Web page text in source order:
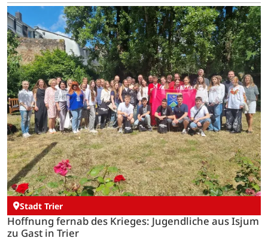
Stadt Trier
Hoffnung fernab des Krieges: Jugendliche aus Isjum
zu Gast in Trier